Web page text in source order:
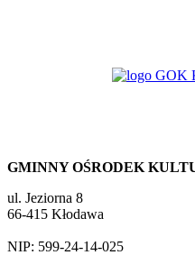
GMINNY OŚRODEK
ul. Jeziorna 8
66-415 Kłodawa
NIP: 599-24-14-025